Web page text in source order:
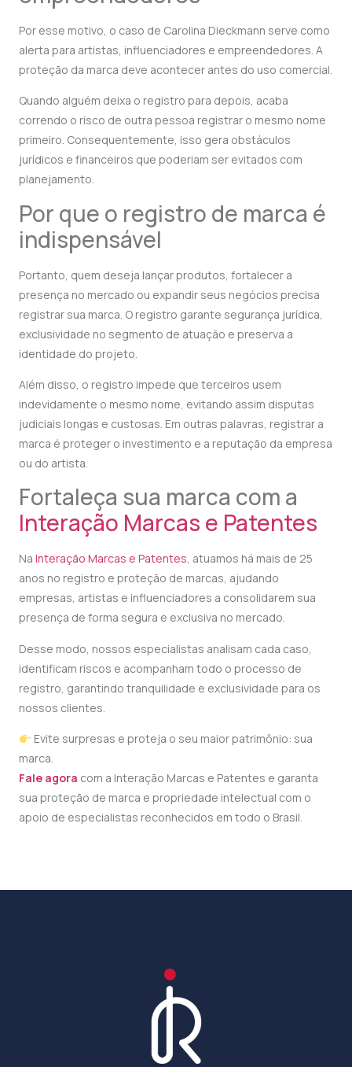
Por esse motivo, o caso de Carolina Dieckmann serve como
alerta para artistas, influenciadores e empreendedores. A
proteção da marca deve acontecer antes do uso comercial.
Quando alguém deixa o registro para depois, acaba
correndo o risco de outra pessoa registrar o mesmo nome
primeiro. Consequentemente, isso gera obstáculos
jurídicos e financeiros que poderiam ser evitados com
planejamento.
Por que o registro de marca é
indispensável
Portanto, quem deseja lançar produtos, fortalecer a
presença no mercado ou expandir seus negócios precisa
registrar sua marca. O registro garante segurança jurídica,
exclusividade no segmento de atuação e preserva a
identidade do projeto.
Além disso, o registro impede que terceiros usem
indevidamente o mesmo nome, evitando assim disputas
judiciais longas e custosas. Em outras palavras, registrar a
marca é proteger o investimento e a reputação da empresa
ou do artista.
Fortaleça sua marca com a
Interação Marcas e Patentes
Na Interação Marcas e Patentes, atuamos há mais de 25
anos no registro e proteção de marcas, ajudando
empresas, artistas e influenciadores a consolidarem sua
presença de forma segura e exclusiva no mercado.
Desse modo, nossos especialistas analisam cada caso,
identificam riscos e acompanham todo o processo de
registro, garantindo tranquilidade e exclusividade para os
nossos clientes.
Evite surpresas e proteja o seu maior patrimônio: sua
marca.
Fale agora com a Interação Marcas e Patentes e garanta
sua proteção de marca e propriedade intelectual com o
apoio de especialistas reconhecidos em todo o Brasil.